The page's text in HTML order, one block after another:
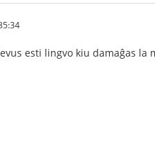
esti lingvo kiu damaĝas la